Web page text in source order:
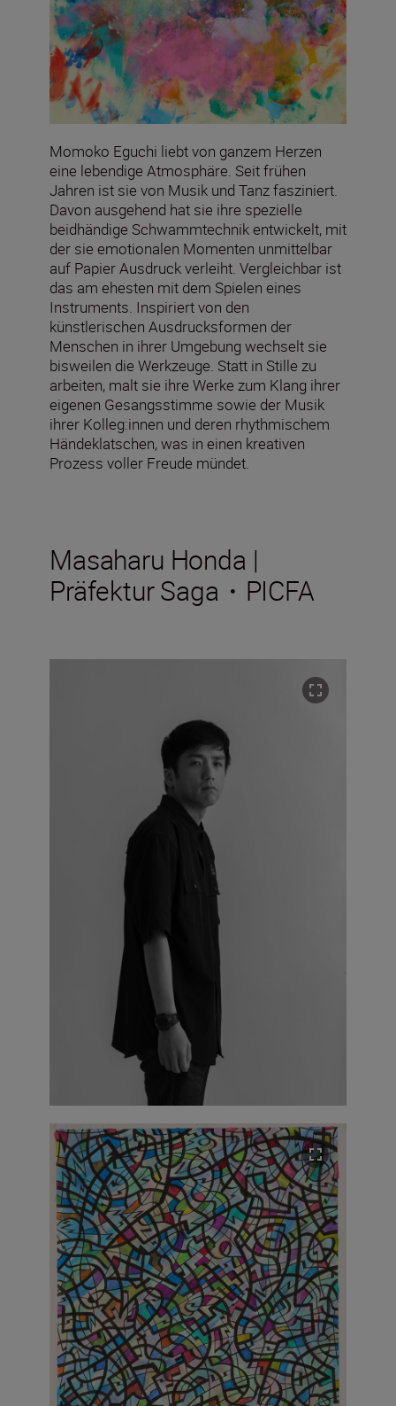
Momoko Eguchi liebt von ganzem Herzen
eine lebendige Atmosphäre. Seit frühen
Jahren ist sie von Musik und Tanz fasziniert.
Davon ausgehend hat sie ihre spezielle
beidhändige Schwammtechnik entwickelt, mit
der sie emotionalen Momenten unmittelbar
auf Papier Ausdruck verleiht. Vergleichbar ist
das am ehesten mit dem Spielen eines
Instruments. Inspiriert von den
künstlerischen Ausdrucksformen der
Menschen in ihrer Umgebung wechselt sie
bisweilen die Werkzeuge. Statt in Stille zu
arbeiten, malt sie ihre Werke zum Klang ihrer
eigenen Gesangsstimme sowie der Musik
ihrer Kolleg:innen und deren rhythmischem
Händeklatschen, was in einen kreativen
Prozess voller Freude mündet.
Masaharu Honda |
Präfektur Saga・PICFA